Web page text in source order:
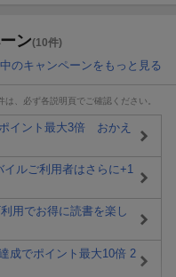
ン(10件)
のキャンペーンをもっと見る
、必ず各説明頁でご確認ください。
イント最大3倍 おかえ
ルご利用者はさらに+1
用でお得に読書を楽し
成でポイント最大10倍 2